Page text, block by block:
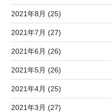
2021年8月 (25)
2021年7月 (27)
2021年6月 (26)
2021年5月 (26)
2021年4月 (25)
2021年3月 (27)